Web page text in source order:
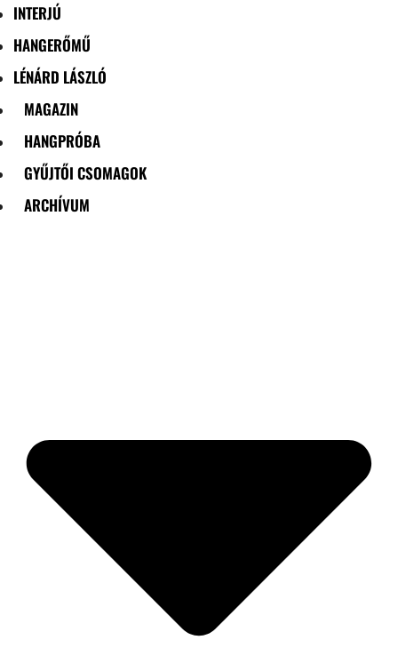
INTERJÚ
HANGERŐMŰ
LÉNÁRD LÁSZLÓ
MAGAZIN
HANGPRÓBA
GYŰJTŐI CSOMAGOK
ARCHÍVUM